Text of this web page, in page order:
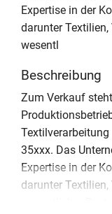
Expertise in der
darunter Textilien,
wesentl
Beschreibung
Zum Verkauf
35xxx. Das
Expertise in der
darunter Textilien,